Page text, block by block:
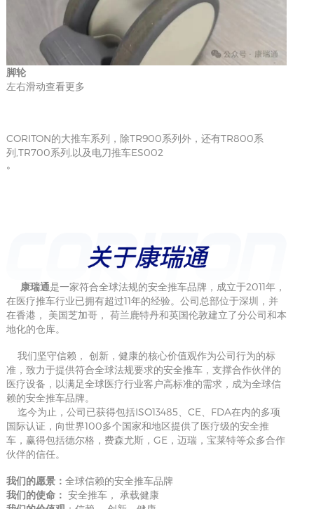
脚轮
左右滑动查看更多
CORITON的大推车系列，除TR900系列外，还有TR800系
列,TR700系列,以及电刀推车ES002
。
康瑞通是一家符合全球法规的安全推车品牌，成立于2011年，
在医疗推车行业已拥有超过11年的经验。公司总部位于深圳，并
在香港， 美国芝加哥， 荷兰鹿特丹和英国伦敦建立了分公司和本
地化的仓库。
我们坚守信赖， 创新，健康的核心价值观作为公司行为的标
准，致力于提供符合全球法规要求的安全推车，支撑合作伙伴的
医疗设备，以满足全球医疗行业客户高标准的需求，成为全球信
赖的安全推车品牌。
迄今为止，公司已获得包括ISO13485、CE、FDA在内的多项
国际认证，向世界100多个国家和地区提供了医疗级的安全推
车，赢得包括德尔格，费森尤斯，GE，迈瑞，宝莱特等众多合作
伙伴的信任。
我们的愿景： 全球信赖的安全推车品牌
我们的使命： 安全推车， 承载健康